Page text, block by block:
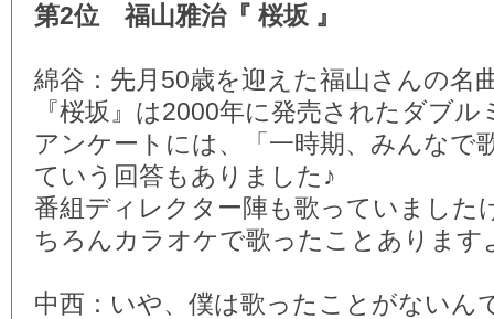
第2位 福山雅治『 桜坂 』
綿谷：先月50歳を迎えた福山さんの名
『桜坂』は2000年に発売されたダブ
アンケートには、「一時期、みんなで
ていう回答もありました♪
番組ディレクター陣も歌っていました
ちろんカラオケで歌ったことあります
中西：いや、僕は歌ったことがない